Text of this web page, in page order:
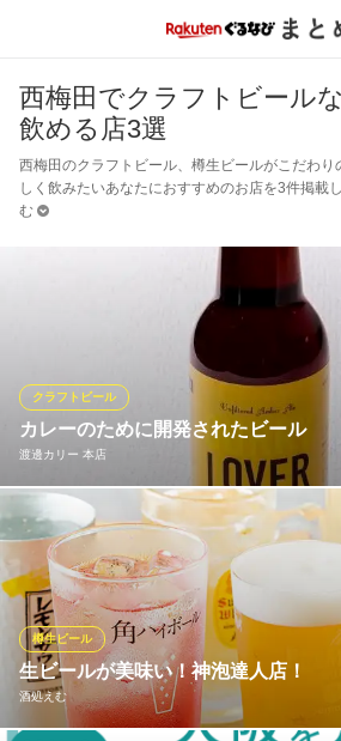
西梅田でクラフトビール
飲める店3選
西梅田のクラフトビール、樽生ビールがこだわ
しく飲みたいあなたにおすすめのお店を3件掲載
む
カレーのために開発されたビール
渡邊カリー 本店
クラフトビール
カレーとともに召し上がっていただきたい
ALE」。その名の通り、カレーを美味し
ー好きのために開発されたクラフトビー
のど越しが互いに引き立てあう一杯をご
渡邊カリー 本店
曽根崎の和出汁のカレー
大阪メトロ四つ橋線西梅田駅 徒歩1分
大阪府大阪市北区曽根崎新地2-2-5 第3シンコービル
生ビールが美味い！神泡達人店！
酒処えむ
樽生ビール